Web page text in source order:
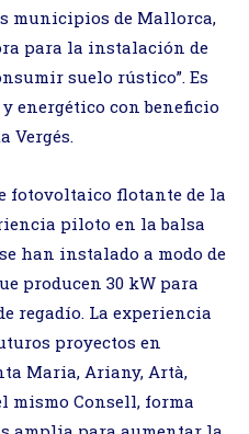
municipios de Mallorca,
para la instalación de
suelo rústico”. Es
energético con beneficio
Vergés.
fotovoltaico flotante de la
piloto en la balsa
han instalado a modo de
producen 30 kW para
regadío. La experiencia
proyectos en
Maria, Ariany, Artà,
mismo Consell, forma